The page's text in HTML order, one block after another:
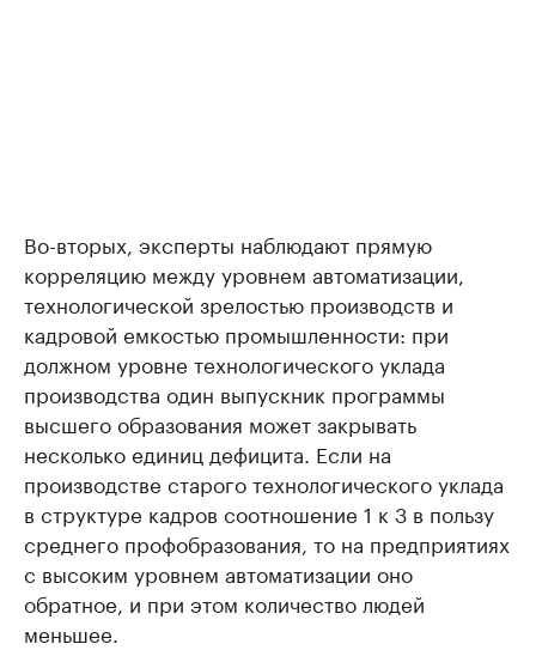
Во-вторых, эксперты наблюдают прямую
корреляцию между уровнем автоматизации,
технологической зрелостью производств и
кадровой емкостью промышленности: при
должном уровне технологического уклада
производства один выпускник программы
высшего образования может закрывать
несколько единиц дефицита. Если на
производстве старого технологического уклада
в структуре кадров соотношение 1 к 3 в пользу
среднего профобразования, то на предприятиях
с высоким уровнем автоматизации оно
обратное, и при этом количество людей
меньшее.